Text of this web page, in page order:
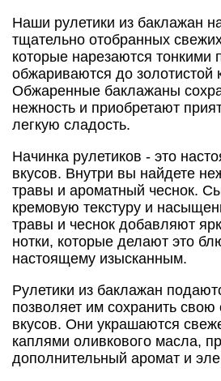
Наши рулетики из баклажан
тщательно отобранных
которые нарезаются тонкими
обжариваются до золотистой
Обжаренные баклажаны
нежность и приобретают
легкую сладость.
Начинка рулетиков - это
вкусов. Внутри вы найдете
травы и ароматный чеснок.
кремовую текстуру и
травы и чеснок добавляют
нотки, которые делают это
настоящему изысканным.
Рулетики из баклажан
позволяет им сохранить свою
вкусов. Они украшаются
каплями оливкового масла,
дополнительный аромат и